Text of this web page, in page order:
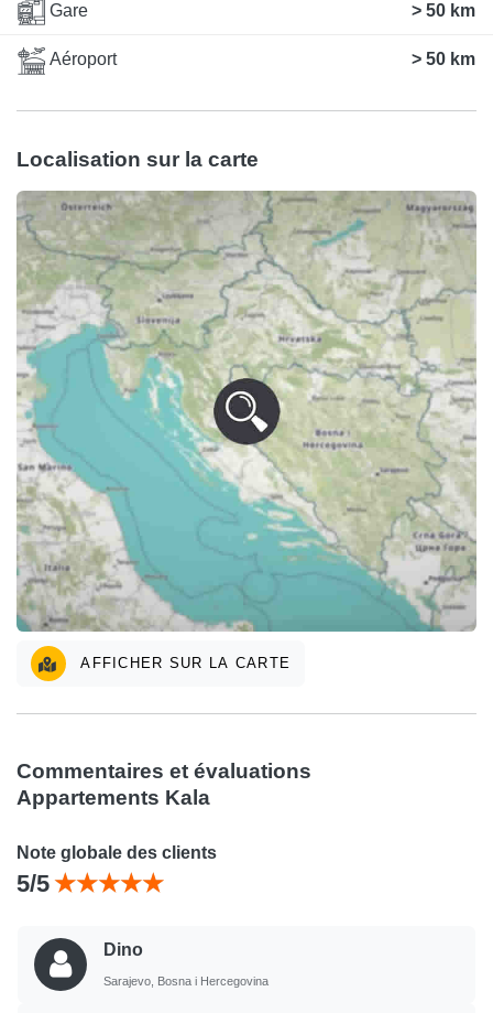
Gare > 50 km
Aéroport > 50 km
Localisation sur la carte
AFFICHER SUR LA CARTE
Commentaires et évaluations
Appartements Kala
Note globale des clients
5/5
Dino
Sarajevo, Bosna i Hercegovina